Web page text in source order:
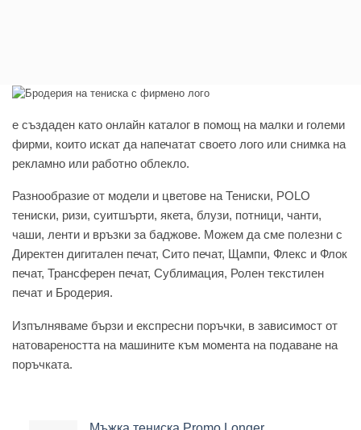
e създаден като онлайн каталог в помощ на малки и големи
фирми, които искат да напечатат своето лого или снимка на
рекламно или работно облекло.
Разнообразие от модели и цветове на Тениски, POLO
тениски, ризи, суитшърти, якета, блузи, потници, чанти,
чаши, ленти и връзки за баджове. Можем да сме полезни с
Директен дигитален печат, Сито печат, Щампи, Флекс и Флок
печат, Трансферен печат, Сублимация, Ролен текстилен
печат и Бродерия.
Изпълняваме бързи и експресни поръчки, в зависимост от
натовареността на машините към момента на подаване на
поръчката.